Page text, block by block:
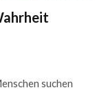
suchen